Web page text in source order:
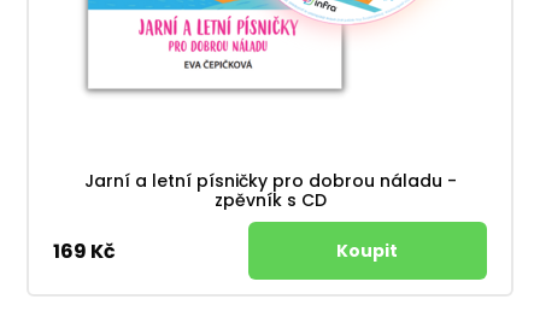
Jarní a letní písničky pro dobrou náladu -
zpěvník s CD
169 Kč